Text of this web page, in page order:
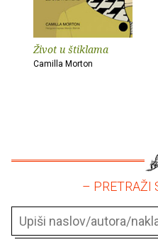
Život u štiklama
Camilla Morton
– PRETRAŽI